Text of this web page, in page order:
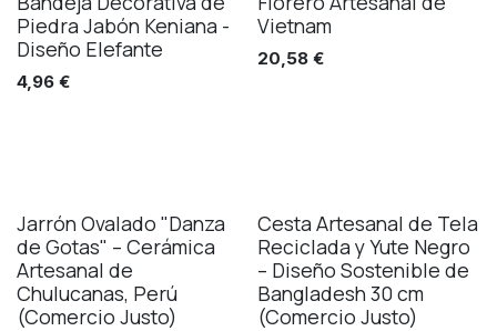
Piedra Jabón Keniana -
Diseño Elefante
4,96 €
Vietnam
20,58€
Jarrón Ovalado "Danza
de Gotas" – Cerámica
Artesanal de
Chulucanas, Perú
(Comercio Justo)
Cesta Artesanal de Tela
Reciclada y Yute Negro
– Diseño Sostenible de
Bangladesh 30 cm
(Comercio Justo)